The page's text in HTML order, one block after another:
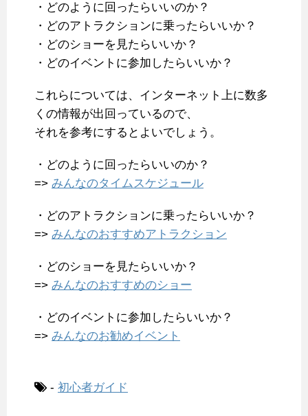
・どのように回ったらいいのか？
・どのアトラクションに乗ったらいいか？
・どのショーを見たらいいか？
・どのイベントに参加したらいいか？
これらについては、インターネット上に数多
くの情報が出回っているので、
それを参考にするとよいでしょう。
・どのように回ったらいいのか？
=> みんなのタイムスケジュール
・どのアトラクションに乗ったらいいか？
=> みんなのおすすめアトラクション
・どのショーを見たらいいか？
=> みんなのおすすめのショー
・どのイベントに参加したらいいか？
=> みんなのお勧めイベント
- 初心者ガイド